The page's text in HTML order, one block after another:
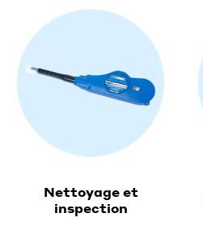
Nettoyage et
inspection